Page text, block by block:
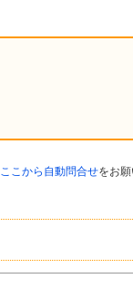
ここから自動問合せをお願